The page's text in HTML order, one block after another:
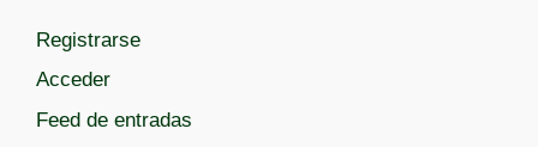
í
s
t
a
Registrarse
Acceder
Feed de entradas